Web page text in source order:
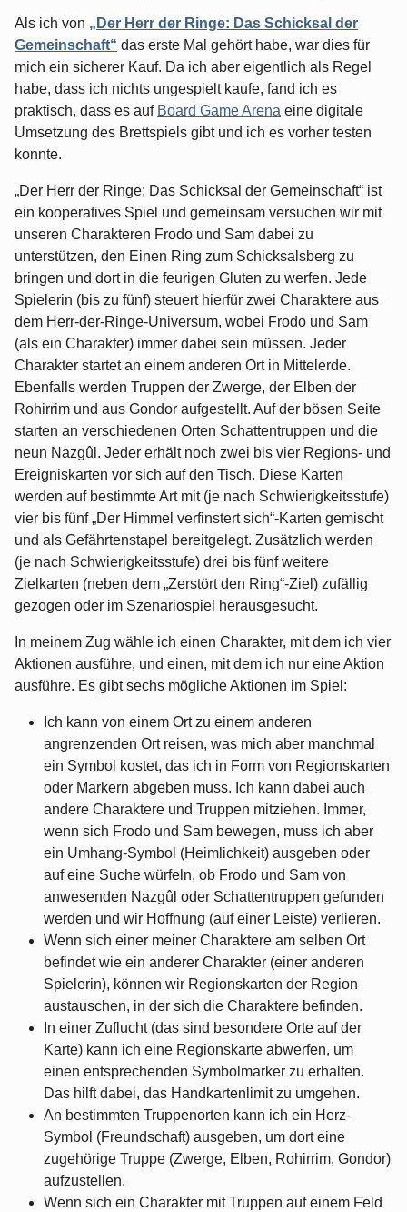
Als ich von „Der Herr der Ringe: Das Schicksal der
Gemeinschaft“ das erste Mal gehört habe, war dies für
mich ein sicherer Kauf. Da ich aber eigentlich als Regel
habe, dass ich nichts ungespielt kaufe, fand ich es
praktisch, dass es auf Board Game Arena eine digitale
Umsetzung des Brettspiels gibt und ich es vorher testen
konnte.
„Der Herr der Ringe: Das Schicksal der Gemeinschaft“ ist
ein kooperatives Spiel und gemeinsam versuchen wir mit
unseren Charakteren Frodo und Sam dabei zu
unterstützen, den Einen Ring zum Schicksalsberg zu
bringen und dort in die feurigen Gluten zu werfen. Jede
Spielerin (bis zu fünf) steuert hierfür zwei Charaktere aus
dem Herr-der-Ringe-Universum, wobei Frodo und Sam
(als ein Charakter) immer dabei sein müssen. Jeder
Charakter startet an einem anderen Ort in Mittelerde.
Ebenfalls werden Truppen der Zwerge, der Elben der
Rohirrim und aus Gondor aufgestellt. Auf der bösen Seite
starten an verschiedenen Orten Schattentruppen und die
neun Nazgûl. Jeder erhält noch zwei bis vier Regions- und
Ereigniskarten vor sich auf den Tisch. Diese Karten
werden auf bestimmte Art mit (je nach Schwierigkeitsstufe)
vier bis fünf „Der Himmel verfinstert sich“-Karten gemischt
und als Gefährtenstapel bereitgelegt. Zusätzlich werden
(je nach Schwierigkeitsstufe) drei bis fünf weitere
Zielkarten (neben dem „Zerstört den Ring“-Ziel) zufällig
gezogen oder im Szenariospiel herausgesucht.
In meinem Zug wähle ich einen Charakter, mit dem ich vier
Aktionen ausführe, und einen, mit dem ich nur eine Aktion
ausführe. Es gibt sechs mögliche Aktionen im Spiel:
Ich kann von einem Ort zu einem anderen
angrenzenden Ort reisen, was mich aber manchmal
ein Symbol kostet, das ich in Form von Regionskarten
oder Markern abgeben muss. Ich kann dabei auch
andere Charaktere und Truppen mitziehen. Immer,
wenn sich Frodo und Sam bewegen, muss ich aber
ein Umhang-Symbol (Heimlichkeit) ausgeben oder
auf eine Suche würfeln, ob Frodo und Sam von
anwesenden Nazgûl oder Schattentruppen gefunden
werden und wir Hoffnung (auf einer Leiste) verlieren.
Wenn sich einer meiner Charaktere am selben Ort
befindet wie ein anderer Charakter (einer anderen
Spielerin), können wir Regionskarten der Region
austauschen, in der sich die Charaktere befinden.
In einer Zuflucht (das sind besondere Orte auf der
Karte) kann ich eine Regionskarte abwerfen, um
einen entsprechenden Symbolmarker zu erhalten.
Das hilft dabei, das Handkartenlimit zu umgehen.
An bestimmten Truppenorten kann ich ein Herz-
Symbol (Freundschaft) ausgeben, um dort eine
zugehörige Truppe (Zwerge, Elben, Rohirrim, Gondor)
aufzustellen.
Wenn sich ein Charakter mit Truppen auf einem Feld